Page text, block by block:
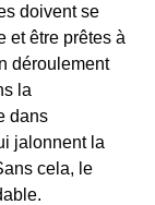
doivent se
et être prêtes à
déroulement
la
dans
jalonnent la
cela, le